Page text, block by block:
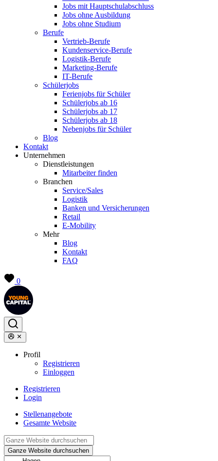
Jobs mit Hauptschulabschluss
Jobs ohne Ausbildung
Jobs ohne Studium
Berufe
Vertrieb-Berufe
Kundenservice-Berufe
Logistik-Berufe
Marketing-Berufe
IT-Berufe
Schülerjobs
Ferienjobs für Schüler
Schülerjobs ab 16
Schülerjobs ab 17
Schülerjobs ab 18
Nebenjobs für Schüler
Blog
Kontakt
Unternehmen
Dienstleistungen
Mitarbeiter finden
Branchen
Service/Sales
Logistik
Banken und Versicherungen
Retail
E-Mobility
Mehr
Blog
Kontakt
FAQ
0
Profil
Registrieren
Einloggen
Registrieren
Login
Stellenangebote
Gesamte Website